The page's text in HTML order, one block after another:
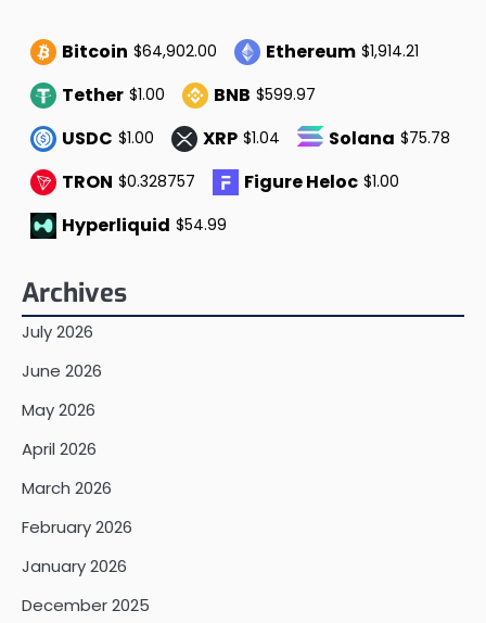
Bitcoin $64,902.00 Ethereum $1,914.21
Tether $1.00 BNB $599.97
USDC $1.00 XRP $1.04 Solana $75.78
TRON $0.328757 Figure Heloc $1.00
Hyperliquid $54.99
Archives
July 2026
June 2026
May 2026
April 2026
March 2026
February 2026
January 2026
December 2025